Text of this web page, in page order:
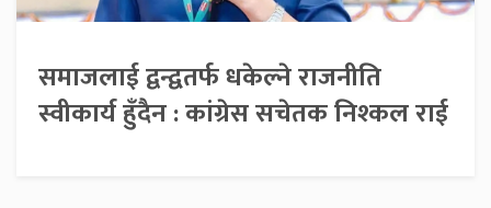
समाजलाई द्वन्द्वतर्फ धकेल्ने राजनीति
स्वीकार्य हुँदैन : कांग्रेस सचेतक निश्कल राई